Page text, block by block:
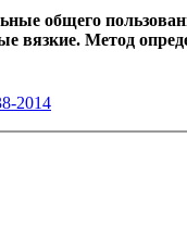
общего
вязкие. Метод
2014